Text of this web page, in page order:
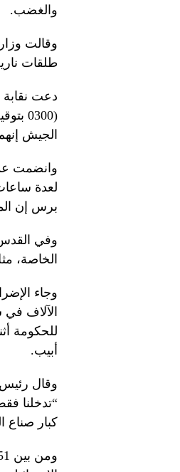
والغضب.
وقالت
طلقات
دعت
الجيش
وانضمت
لعدة
برس إن
وفي
الخاصة،
وجاء
الآلاف
للحكومة
أبيب.
وقال رئيس
“تدخلنا
كبار صناع